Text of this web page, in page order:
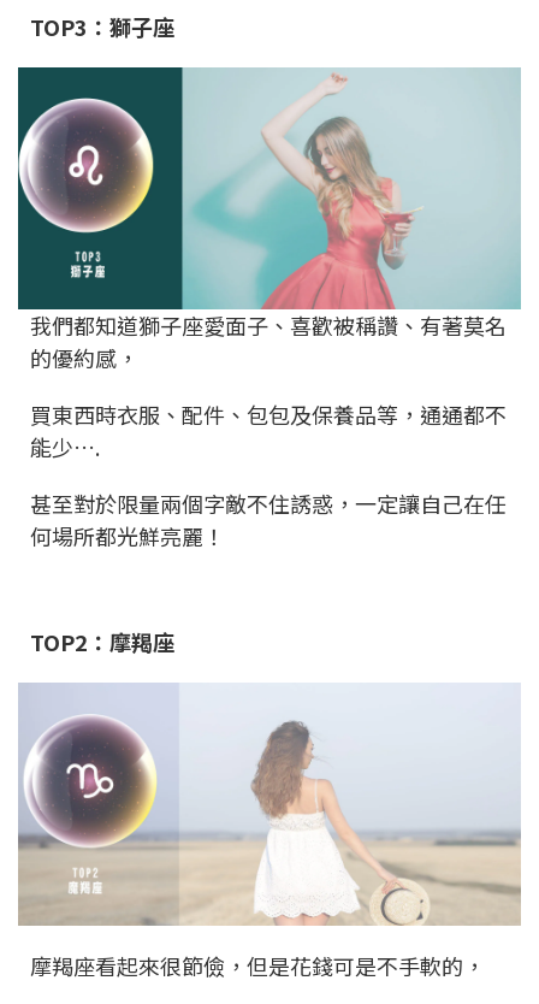
TOP3：獅子座
我們都知道獅子座愛面子、喜歡被稱讚、有著莫名
的優約感，
買東西時衣服、配件、包包及保養品等，通通都不
能少….
甚至對於限量兩個字敵不住誘惑，一定讓自己在任
何場所都光鮮亮麗！
TOP2：摩羯座
摩羯座看起來很節儉，但是花錢可是不手軟的，